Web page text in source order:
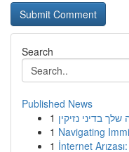
Search
Published News
1 בדיני נזיקין
1 Navigating
1 İnternet